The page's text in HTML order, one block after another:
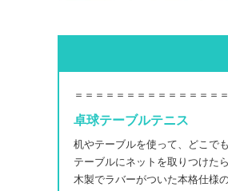
＝＝＝＝＝＝＝＝＝＝＝＝＝＝
卓球テーブルテニス
机やテーブルを使って、どこで
テーブルにネットを取りつけた
木製でラバーがついた本格仕様